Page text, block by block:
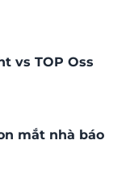
vs TOP Oss
mắt nhà báo